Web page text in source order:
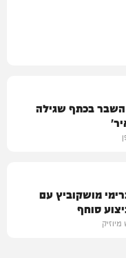
בכתף שגילה
מושקוביץ עם
סוחף